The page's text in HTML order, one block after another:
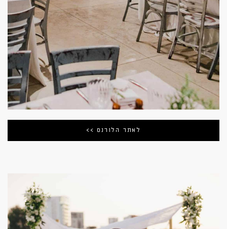
לאתר הלורנס >>